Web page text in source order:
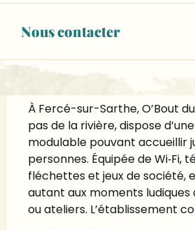
Nous contacter
Salle modulable au bord
réunions et moments
À Fercé-sur-Sarthe, O’Bout
pas de la rivière, dispose
modulable pouvant accueillir
personnes. Équipée de Wi‑Fi,
fléchettes et jeux de société,
autant aux moments ludiques
ou ateliers. L’établissement